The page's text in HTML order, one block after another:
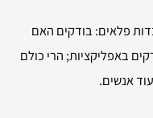
פלאים: בודקים האם
באפליקציות; הרי כולם
אנשים.